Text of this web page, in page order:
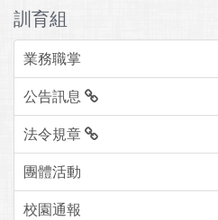
訓育組
業務職掌
公告訊息
法令規章
團體活動
校園通報